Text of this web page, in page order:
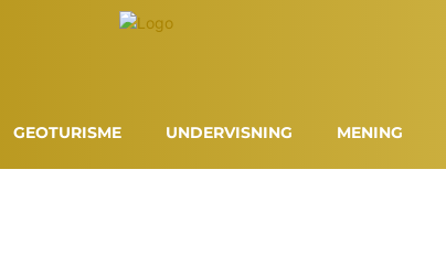
GEOTURISME UNDERVISNING MENING